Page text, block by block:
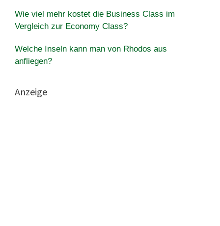
Wie viel mehr kostet die Business Class im
Vergleich zur Economy Class?
Welche Inseln kann man von Rhodos aus
anfliegen?
Anzeige